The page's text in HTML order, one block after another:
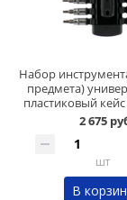
Набор
предмета)
пластиковый
2 675
шт
В